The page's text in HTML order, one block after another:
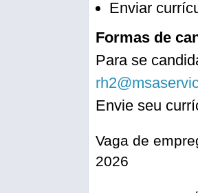
Enviar
Formas de
Para se
Envie seu
Vaga de
2026